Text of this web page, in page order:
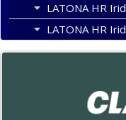
LATONA HR
LATONA HR